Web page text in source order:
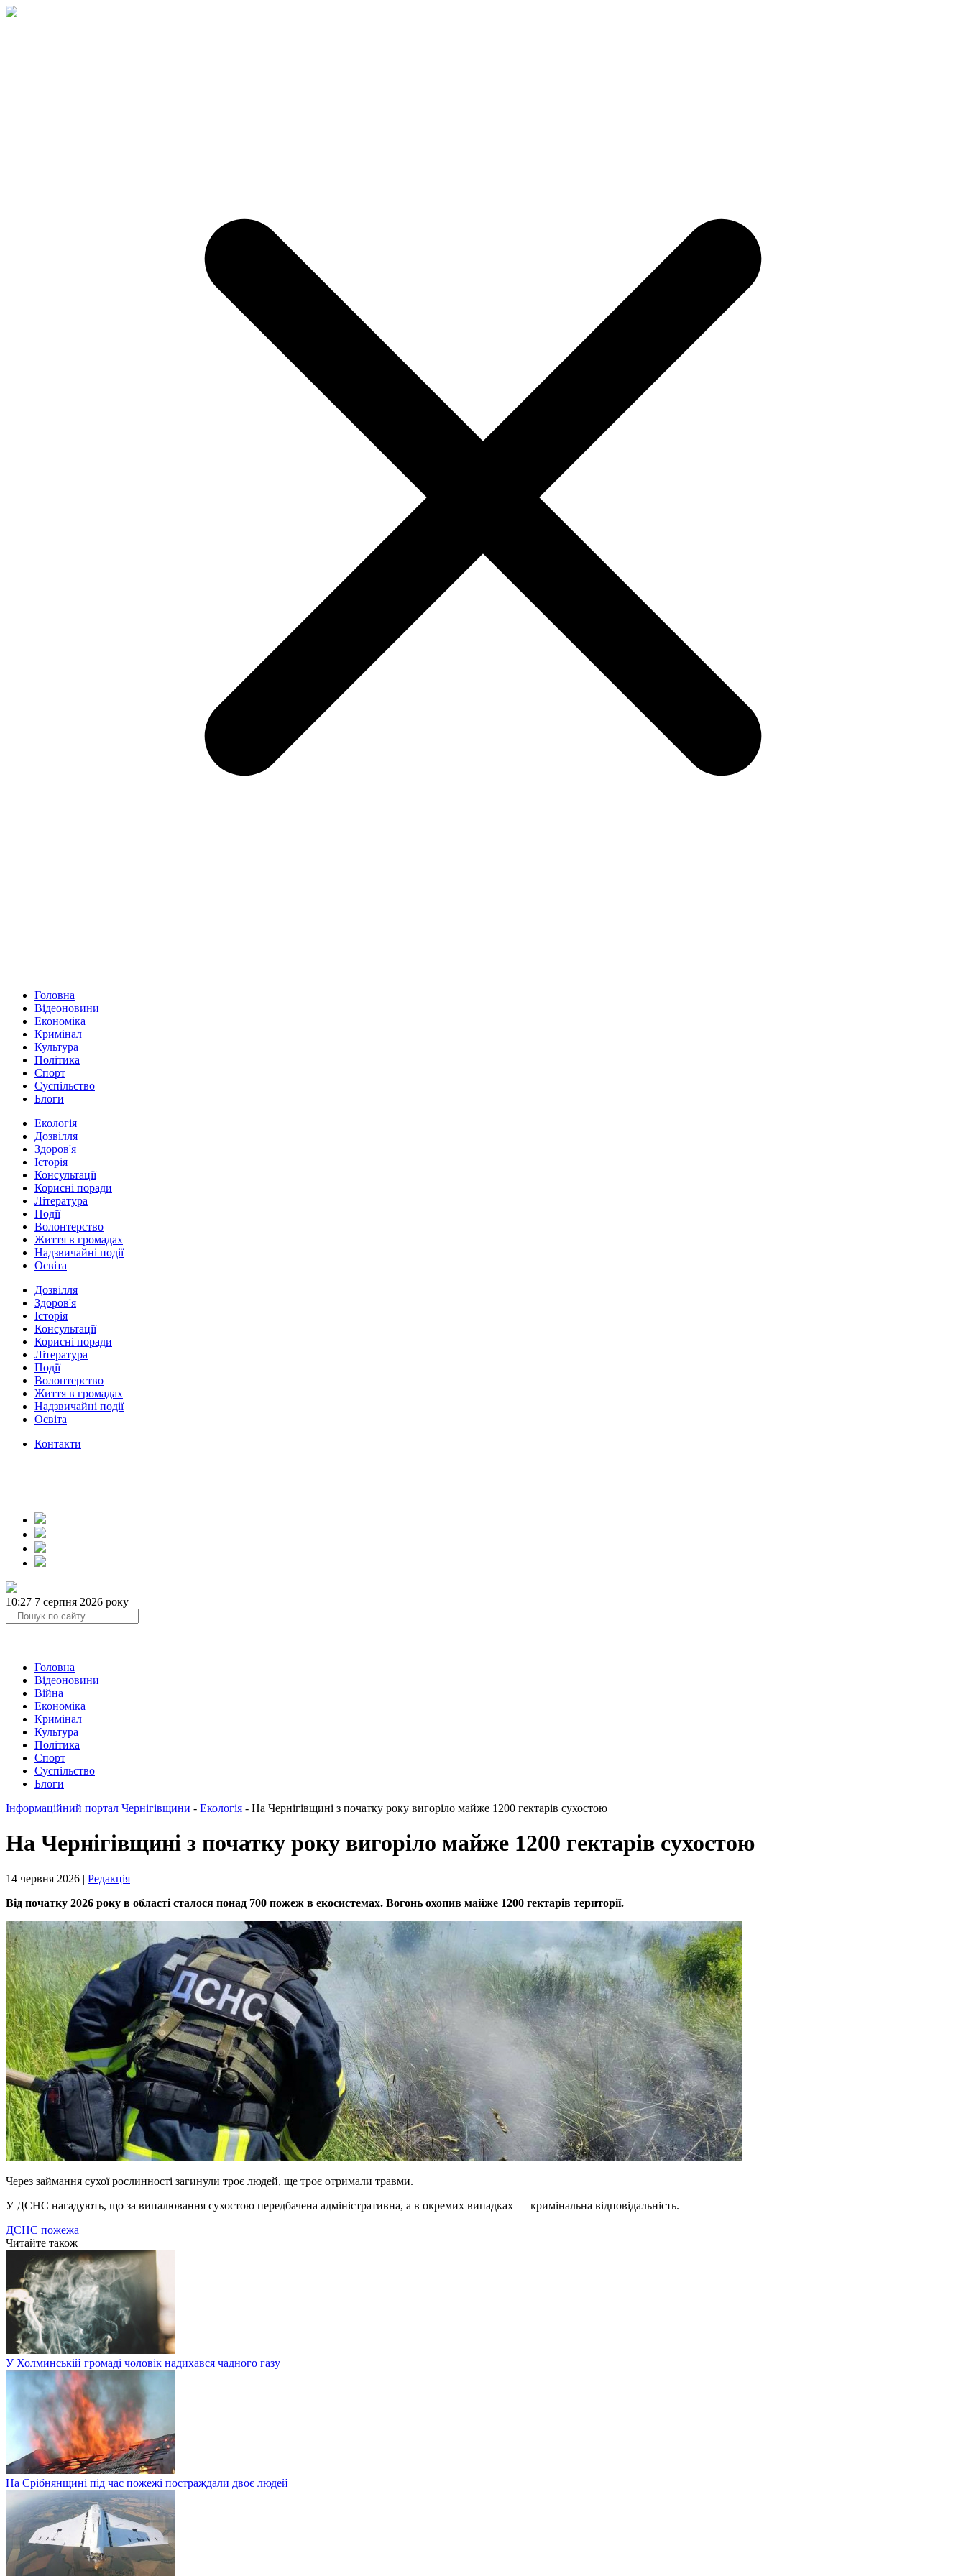
Головна
Відеоновини
Економіка
Кримінал
Культура
Політика
Спорт
Суспільство
Блоги
Екологія
Дозвілля
Здоров'я
Історія
Консультації
Корисні поради
Література
Події
Волонтерство
Життя в громадах
Надзвичайні події
Освіта
Дозвілля
Здоров'я
Історія
Консультації
Корисні поради
Література
Події
Волонтерство
Життя в громадах
Надзвичайні події
Освіта
Контакти
10:28 7 серпня 2026 року
Головна
Відеоновини
Війна
Економіка
Кримінал
Культура
Політика
Спорт
Суспільство
Блоги
Інформаційний портал Чернігівщини - Екологія - На Чернігівщині з початку року вигоріло майже 1200 гектарів сухостою
На Чернігівщині з початку року вигоріло майже 1200 гектарів сухостою
14 червня 2026 | Редакція
Від початку 2026 року в області сталося понад 700 пожеж в екосистемах. Вогонь охопив майже 1200 гектарів території.
Через займання сухої рослинності загинули троє людей, ще троє отримали травми.
У ДСНС нагадують, що за випалювання сухостою передбачена адміністративна, а в окремих випадках — кримінальна відповідальність.
ДСНС пожежа
Читайте також
У Холминській громаді чоловік надихався чадного газу
На Срібнянщині під час пожежі постраждали двоє людей